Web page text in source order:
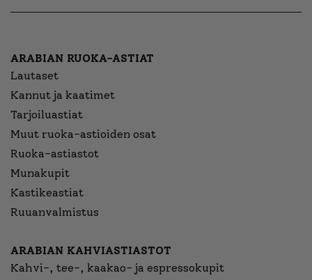
ARABIAN RUOKA-ASTIAT
Lautaset
Kannut ja kaatimet
Tarjoiluastiat
Muut ruoka-astioiden osat
Ruoka-astiastot
Munakupit
Kastikeastiat
Ruuanvalmistus
ARABIAN KAHVIASTIASTOT
Kahvi-, tee-, kaakao- ja espressokupit